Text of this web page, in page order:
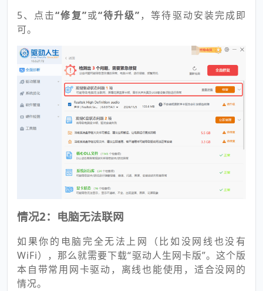
5、点击“修复”或“待升级” ，等待驱动安装完成即
可。
情况2：电脑无法联网
如果你的电脑完全无法上网（比如没网线也没有
WiFi），那么就需要下载“驱动人生网卡版”。这个版
本自带常用网卡驱动，离线也能使用，适合没网的
情况。